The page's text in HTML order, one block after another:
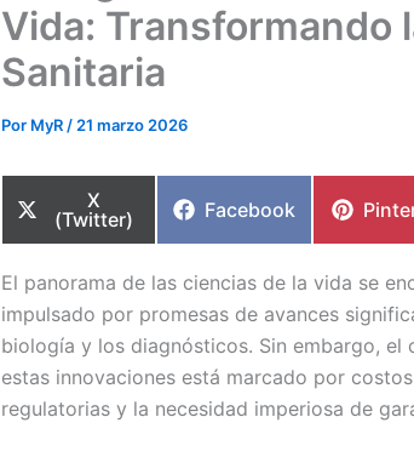
Vida: Transformando
Sanitaria
Por MyR / 21 marzo 2026
Compartir
en
X
(Twitter)
Compartir
Facebook
El panorama de las ciencias de la vida se
impulsado por promesas de avances
biología y los diagnósticos. Sin embargo, el
estas innovaciones está marcado por
regulatorias y la necesidad imperiosa de